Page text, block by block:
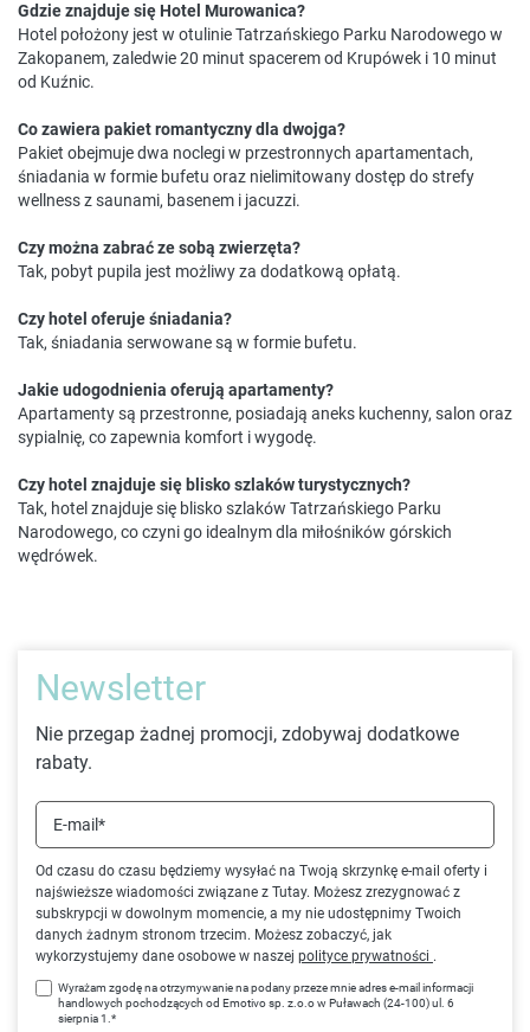
Gdzie znajduje się Hotel Murowanica?
Hotel położony jest w otulinie Tatrzańskiego Parku Narodowego w
Zakopanem, zaledwie 20 minut spacerem od Krupówek i 10 minut
od Kuźnic.
Co zawiera pakiet romantyczny dla dwojga?
Pakiet obejmuje dwa noclegi w przestronnych apartamentach,
śniadania w formie bufetu oraz nielimitowany dostęp do strefy
wellness z saunami, basenem i jacuzzi.
Czy można zabrać ze sobą zwierzęta?
Tak, pobyt pupila jest możliwy za dodatkową opłatą.
Czy hotel oferuje śniadania?
Tak, śniadania serwowane są w formie bufetu.
Jakie udogodnienia oferują apartamenty?
Apartamenty są przestronne, posiadają aneks kuchenny, salon oraz
sypialnię, co zapewnia komfort i wygodę.
Czy hotel znajduje się blisko szlaków turystycznych?
Tak, hotel znajduje się blisko szlaków Tatrzańskiego Parku
Narodowego, co czyni go idealnym dla miłośników górskich
wędrówek.
Newsletter
Nie przegap żadnej promocji, zdobywaj dodatkowe
rabaty.
Od czasu do czasu będziemy wysyłać na Twoją skrzynkę e-mail oferty i
najświeższe wiadomości związane z Tutay. Możesz zrezygnować z
subskrypcji w dowolnym momencie, a my nie udostępnimy Twoich
danych żadnym stronom trzecim. Możesz zobaczyć, jak
wykorzystujemy dane osobowe w naszej polityce prywatności .
E-mail*
Wyrażam zgodę na otrzymywanie na podany przeze mnie adres e-mail informacji
handlowych pochodzących od Emotivo sp. z.o.o w Puławach (24-100) ul. 6
sierpnia 1.*